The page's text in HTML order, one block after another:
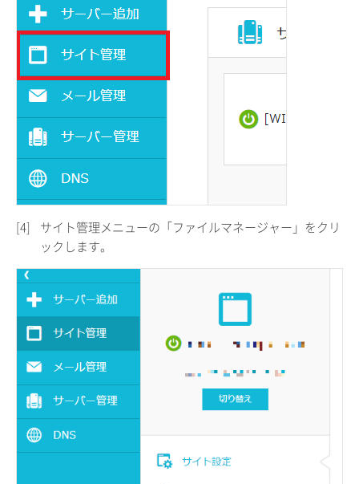
[4]
サイト管理メニューの「ファイルマネージャー」をクリ
ックします。